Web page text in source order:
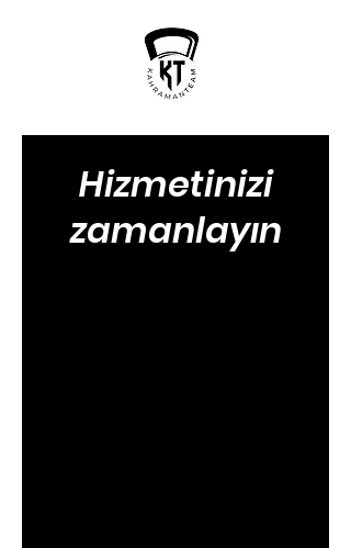
Hizmetinizi
zamanlayın